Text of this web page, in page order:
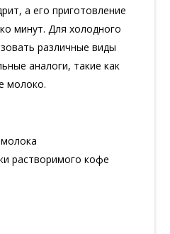
а его приготовление
минут. Для холодного
различные виды
аналоги, такие как
молоко.
растворимого кофе